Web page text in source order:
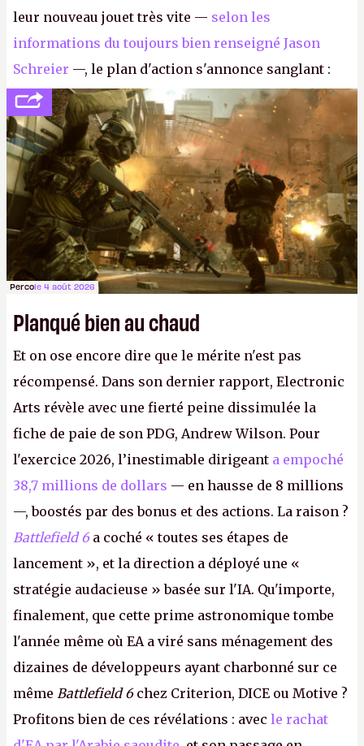
leur nouveau jouet très vite — selon les
informations du toujours bien renseigné Jason
Schreier —, le plan d'action s'annonce sanglant :
réductions de coûts drastiques, fermetures de
studios et licenciements massifs. En gros, essorer
FCetBattlefield, puis virer le reste. P.
Percole 4 août 2026
Planqué bien au chaud
Et on ose encore dire que le mérite n'est pas
récompensé. Dans son dernier rapport, Electronic
Arts révèle avec une fierté peine dissimulée la
fiche de paie de son PDG, Andrew Wilson. Pour
l'exercice 2026, l’inestimable dirigeant a empoché
38,7 millions de dollars — en hausse de 8 millions
—, boostés par des bonus et des actions. La raison ?
Battlefield 6 a coché « toutes ses étapes de
lancement », et la direction a déployé une «
stratégie audacieuse » basée sur l'IA. Qu'importe,
finalement, que cette prime astronomique tombe
l'année même où EA a viré sans ménagement des
dizaines de développeurs ayant charbonné sur ce
même Battlefield 6chez Criterion, DICE ou Motive ?
Profitons bien de ces révélations : avec le rachat